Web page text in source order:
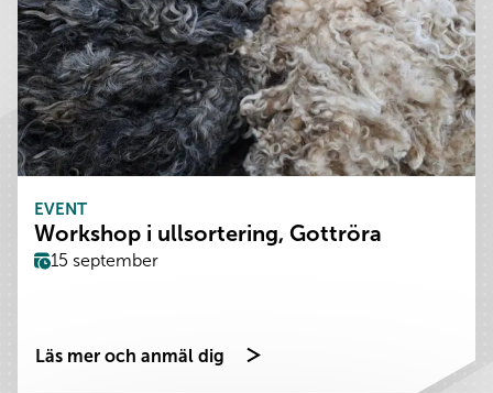
EVENT
Workshop i ullsortering, Gottröra
15 september
Läs mer och anmäl dig